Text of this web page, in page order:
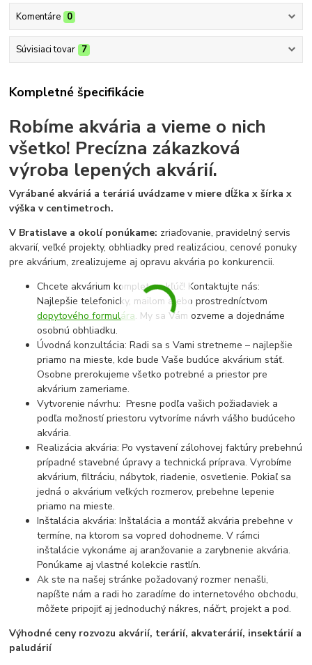
Komentáre 0
Súvisiaci tovar 7
Kompletné špecifikácie
Robíme akvária a vieme o nich
všetko! Precízna zákazková
výroba lepených akvárií.
Vyrábané akváriá a teráriá uvádzame v miere dĺžka x šírka x
výška v centimetroch.
V Bratislave a okolí ponúkame: zriaďovanie, pravidelný servis
akvarií, veľké projekty, obhliadky pred realizáciou, cenové ponuky
pre akvárium, zrealizujeme aj opravu akvária po konkurencii.
Chcete akvárium komplet na kľúč! Kontaktujte nás:
Najlepšie telefonicky, mailom alebo prostredníctvom
dopytového formulára. My sa Vám ozveme a dojednáme
osobnú obhliadku.
Úvodná konzultácia: Radi sa s Vami stretneme – najlepšie
priamo na mieste, kde bude Vaše budúce akvárium stáť.
Osobne prerokujeme všetko potrebné a priestor pre
akvárium zameriame.
Vytvorenie návrhu: Presne podľa vašich požiadaviek a
podľa možností priestoru vytvoríme návrh vášho budúceho
akvária.
Realizácia akvária: Po vystavení zálohovej faktúry prebehnú
prípadné stavebné úpravy a technická príprava. Vyrobíme
akvárium, filtráciu, nábytok, riadenie, osvetlenie. Pokiaľ sa
jedná o akvárium veľkých rozmerov, prebehne lepenie
priamo na mieste.
Inštalácia akvária: Inštalácia a montáž akvária prebehne v
termíne, na ktorom sa vopred dohodneme. V rámci
inštalácie vykonáme aj aranžovanie a zarybnenie akvária.
Ponúkame aj vlastné kolekcie rastlín.
Ak ste na našej stránke požadovaný rozmer nenašli,
napíšte nám a radi ho zaradíme do internetového obchodu,
môžete pripojiť aj jednoduchý nákres, náčrt, projekt a pod.
Výhodné ceny rozvozu akvárií, terárií, akvaterárií, insektárií a
paludárií